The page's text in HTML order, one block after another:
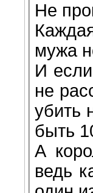
Не
мужа
И
не
убить
быть
А
ведь